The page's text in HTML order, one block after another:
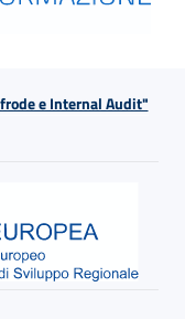
e Internal Audit"